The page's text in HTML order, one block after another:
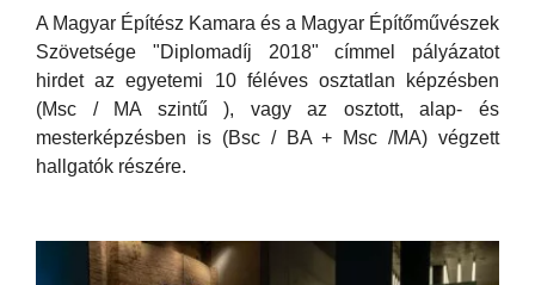
A Magyar Építész Kamara és a Magyar Építőművészek
Szövetsége "Diplomadíj 2018" címmel pályázatot
hirdet az egyetemi 10 féléves osztatlan képzésben
(Msc / MA szintű ), vagy az osztott, alap- és
mesterképzésben is (Bsc / BA + Msc /MA) végzett
hallgatók részére.